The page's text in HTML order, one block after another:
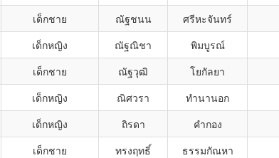
เด็กชาย ณัฐชนน ศรีหะจันทร์
เด็กหญิง ณัฐณิชา พิมบูรณ์
เด็กชาย ณัฐวุฒิ โยกัลยา
เด็กหญิง ณิศวรา ทำนานอก
เด็กหญิง ถิรดา คำกอง
เด็กชาย ทรงฤทธิ์ ธรรมกัณหา